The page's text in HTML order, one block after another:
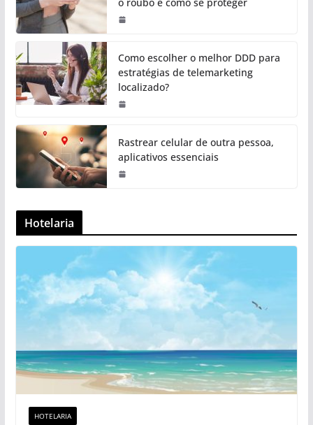
Como escolher o melhor DDD para
estratégias de telemarketing
localizado?
Rastrear celular de outra pessoa,
aplicativos essenciais
Hotelaria
HOTELARIA